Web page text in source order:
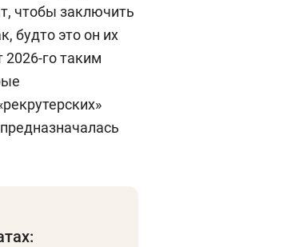
чтобы заключить
будто это он их
2026-го таким